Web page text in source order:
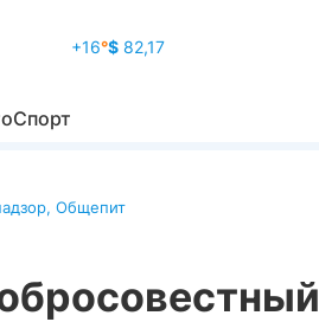
+16°$82,17
Спорт
, Общепит